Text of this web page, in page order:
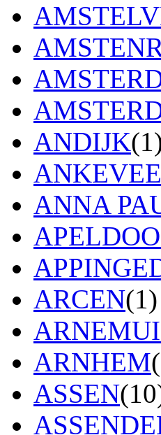
ANDIJK
ANNA
ARCEN(1)
ARNHEM
ASSEN